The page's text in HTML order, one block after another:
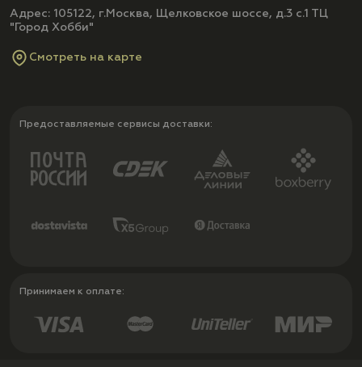
Адрес: 105122, г.Москва, Щелковское шоссе, д.3 с.1 ТЦ
"Город Хобби"
Смотреть на карте
Предоставляемые сервисы доставки:
Принимаем к оплате: